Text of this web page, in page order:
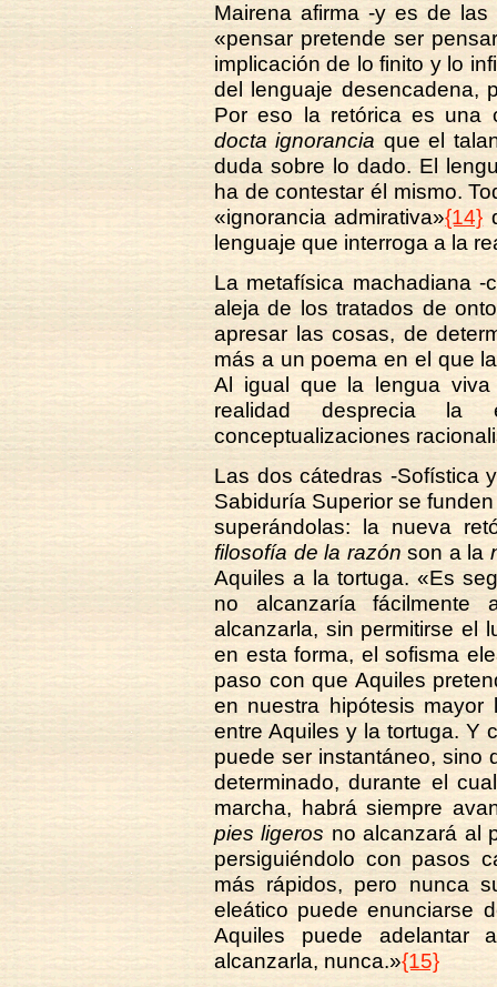
Mairena afirma -y es de
«pensar pretende ser
implicación de lo finito y lo
del lenguaje desencadena,
Por eso la retórica es una
docta ignorancia que el
duda sobre lo dado. El
ha de contestar él mismo.
«ignorancia admirativa»{14}
lenguaje que interroga a la
La metafísica machadiana -
aleja de los tratados de
apresar las cosas, de
más a un poema en el que
Al igual que la lengua
realidad desprecia la
conceptualizaciones
Las dos cátedras -Sofística
Sabiduría Superior se
superándolas: la nueva
filosofía de la razón son a la
Aquiles a la tortuga. «Es
no alcanzaría
alcanzarla, sin permitirse el
en esta forma, el sofisma
paso con que Aquiles
en nuestra hipótesis mayor
entre Aquiles y la tortuga. Y
puede ser instantáneo, sino
determinado, durante el
marcha, habrá siempre
pies ligeros no alcanzará al
persiguiéndolo con pasos
más rápidos, pero nunca
eleático puede enunciarse
Aquiles puede adelantar
alcanzarla, nunca.»{15}